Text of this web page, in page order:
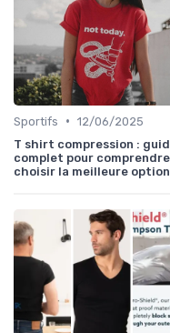
Sportifs • 12/06/2025
T shirt compression :
complet pour
choisir la meilleure option